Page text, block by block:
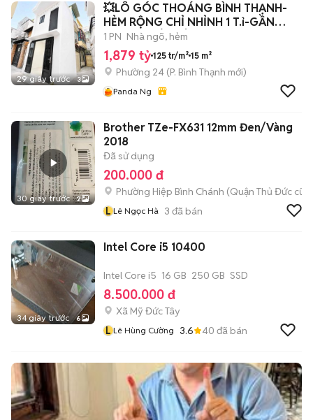
29 giây trước 3
💥LÔ GÓC THOÁNG BÌNH THẠNH-
HẺM RỘNG CHỈ NHỈNH 1 T.ỉ-GẦN
RẠCH XUYÊN TÂM-
1 PN Nhà ngõ, hẻm
1,879 tỷ 125 tr/m² 15 m²
Phường 24 (P. Bình Thạnh mới)
Panda Ng
30 giây trước 2
Brother TZe-FX631 12mm Đen/Vàng
2018
Đã sử dụng
200.000 đ
Phường Hiệp Bình Chánh (Quận Thủ Đức cũ)
L Lê Ngọc Hà 3 đã bán
34 giây trước 6
Intel Core i5 10400
Intel Core i5 16 GB 250 GB SSD
8.500.000 đ
Xã Mỹ Đức Tây
L Lê Hùng Cường 3.6 40 đã bán